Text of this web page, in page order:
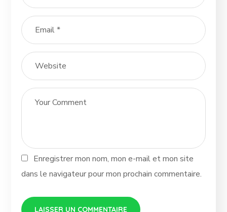
Enregistrer mon nom, mon e-mail et mon site
dans le navigateur pour mon prochain commentaire.